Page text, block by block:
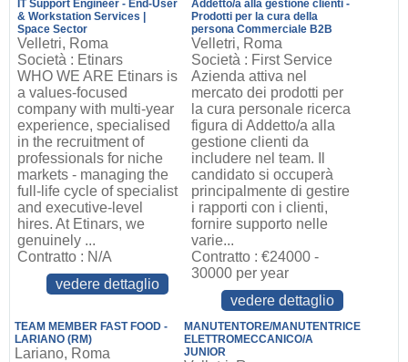
IT Support Engineer - End-User
& Workstation Services |
Space Sector
Velletri, Roma
Società : Etinars
WHO WE ARE Etinars is
a values-focused
company with multi-year
experience, specialised
in the recruitment of
professionals for niche
markets - managing the
full-life cycle of specialist
and executive-level
hires. At Etinars, we
genuinely ...
Contratto : N/A
vedere dettaglio
Addetto/a alla gestione clienti -
Prodotti per la cura della
persona Commerciale B2B
Velletri, Roma
Società : First Service
Azienda attiva nel
mercato dei prodotti per
la cura personale ricerca
figura di Addetto/a alla
gestione clienti da
includere nel team. Il
candidato si occuperà
principalmente di gestire
i rapporti con i clienti,
fornire supporto nelle
varie...
Contratto : €24000 -
30000 per year
vedere dettaglio
TEAM MEMBER FAST FOOD -
LARIANO (RM)
Lariano, Roma
MANUTENTORE/MANUTENTRICE
ELETTROMECCANICO/A
JUNIOR